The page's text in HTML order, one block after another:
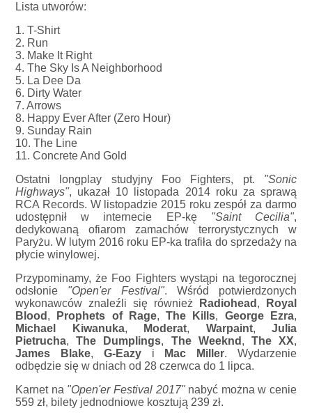
Lista utworów:
1. T-Shirt
2. Run
3. Make It Right
4. The Sky Is A Neighborhood
5. La Dee Da
6. Dirty Water
7. Arrows
8. Happy Ever After (Zero Hour)
9. Sunday Rain
10. The Line
11. Concrete And Gold
Ostatni longplay studyjny Foo Fighters, pt. "Sonic
Highways", ukazał 10 listopada 2014 roku za sprawą
RCA Records. W listopadzie 2015 roku zespół za darmo
udostępnił w internecie EP-kę "Saint Cecilia",
dedykowaną ofiarom zamachów terrorystycznych w
Paryżu. W lutym 2016 roku EP-ka trafiła do sprzedaży na
płycie winylowej.
Przypominamy, że Foo Fighters wystąpi na tegorocznej
odsłonie "Open'er Festival". Wśród potwierdzonych
wykonawców znaleźli się również
Radiohead ,
Royal
Blood , Prophets of Rage,The Kills, George Ezra,
Michael Kiwanuka, Moderat, Warpaint,Julia
Pietrucha,The Dumplings, The Weeknd , The XX,
James Blake, G-Eazyi Mac Miller. Wydarzenie
odbędzie się w dniach od 28 czerwca do 1 lipca.
Karnet na "Open'er Festival 2017" nabyć można w cenie
559 zł, bilety jednodniowe kosztują 239 zł.